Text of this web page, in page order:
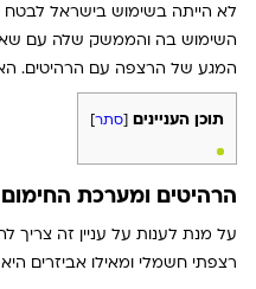
לא הייתה בשימוש בישראל
השימוש בה והממשק שלה עם
המגע של הרצפה עם הרהיטים.
תוכן העניינים [סתר]
הרהיטים ומערכת
על מנת לענות על עניין זה צריך
רצפתי חשמלי ומאילו אביזרים